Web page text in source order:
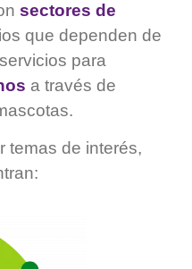
sectores de
que dependen de
para
a través de
temas de interés,